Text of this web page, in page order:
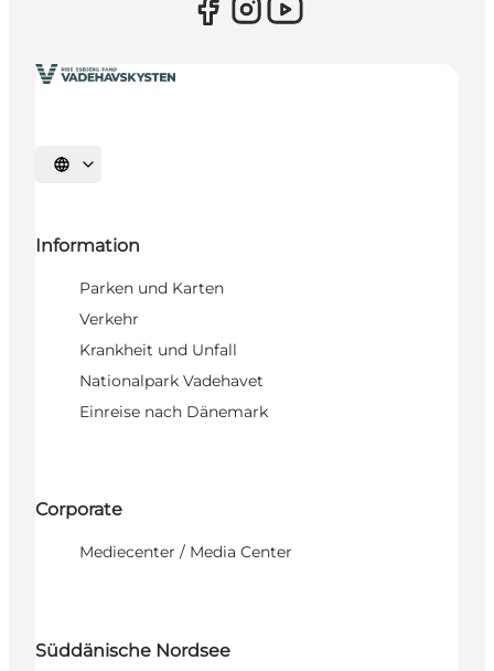
Sprache auswählen
Information
Parken und Karten
Verkehr
Krankheit und Unfall
Nationalpark Vadehavet
Einreise nach Dänemark
Corporate
Mediecenter / Media Center
Süddänische Nordsee